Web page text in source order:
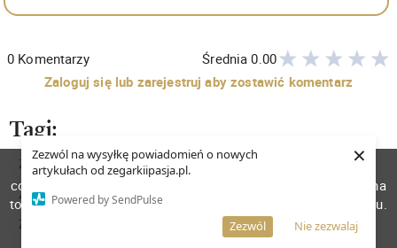
Zezwól na wysyłkę powiadomień o nowych
artykułach od zegarkiipasja.pl.
Powered by SendPulse
Nie zezwalaj
Zezwól
×
0 Komentarzy Średnia0.00
Zaloguj się lub zarejestruj aby zostawić komentarz
Tagi:
ZEGAREK MĘSKI NA PASKU
ZEGARKI WOJSKOWE
ZEGARKI KWARCOWE
ZEGAREK DO BIEGANIA
ZEGARKI SPORTOWE
ZEGAREK WODOSZCZELNY
W celu poprawienia jakości usług korzystamy z plików
cookies. Pozostanie na stronie oznacza, iż wyrażasz zgodę na
to, że pliki cookies będą przechowywane w Twoim urządzeniu.
Więcej informacji